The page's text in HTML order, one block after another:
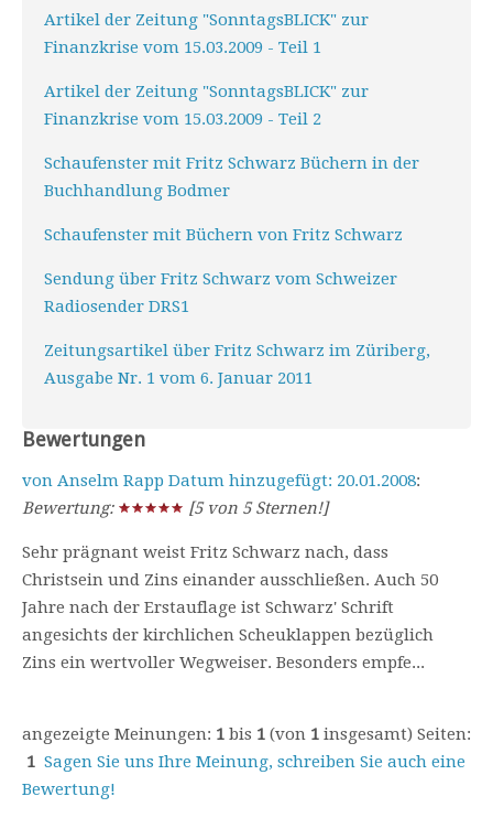
Artikel der Zeitung "SonntagsBLICK" zur
Finanzkrise vom 15.03.2009 - Teil 1
Artikel der Zeitung "SonntagsBLICK" zur
Finanzkrise vom 15.03.2009 - Teil 2
Schaufenster mit Fritz Schwarz Büchern in der
Buchhandlung Bodmer
Schaufenster mit Büchern von Fritz Schwarz
Sendung über Fritz Schwarz vom Schweizer
Radiosender DRS1
Zeitungsartikel über Fritz Schwarz im Züriberg,
Ausgabe Nr. 1 vom 6. Januar 2011
Bewertungen
von Anselm Rapp Datum hinzugefügt: 20.01.2008:
Bewertung:
[5 von 5 Sternen!]
Sehr prägnant weist Fritz Schwarz nach, dass
Christsein und Zins einander ausschließen. Auch 50
Jahre nach der Erstauflage ist Schwarz' Schrift
angesichts der kirchlichen Scheuklappen bezüglich
Zins ein wertvoller Wegweiser. Besonders empfe...
angezeigte Meinungen: 1 bis 1 (von 1 insgesamt) Seiten:
1 Sagen Sie uns Ihre Meinung, schreiben Sie auch eine
Bewertung!